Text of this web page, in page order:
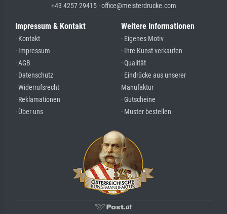
+43 4257 29415 · office@meisterdrucke.com
Impressum & Kontakt
· Kontakt
· Impressum
· AGB
· Datenschutz
· Widerrufsrecht
· Reklamationen
· Über uns
Weitere Informationen
· Eigenes Motiv
· Ihre Kunst verkaufen
· Qualität
· Eindrücke aus unserer
Manufaktur
· Gutscheine
· Muster bestellen